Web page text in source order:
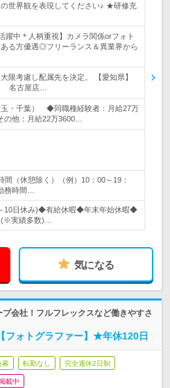
世界観を表現してください♪ ★研修充
躍中＊人柄重視】カメラ関係orフォト
る方優遇◎フリーランス＆異業界から
限考慮し配属先を決定。 【愛知県】
名古屋店…
玉・千葉） ◆同職種経験者：月給27万
他：月給22万3600…
（休憩除く）（例）10：00～19：
務時間…
10日休み)◆有給休暇◆年末年始休暇◆
実績多数)…
気になる
会社！フルフレックスなど働きやすさ
フォトグラファー】★年休120日
募 転勤なし 完全週休2日制
載中